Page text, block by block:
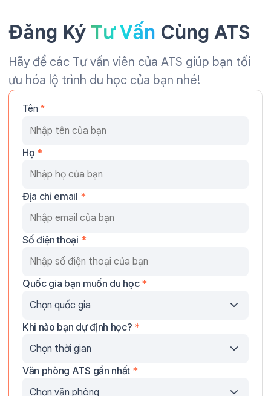
Đăng Ký Tư Vấn Cùng ATS
Hãy để các Tư vấn viên của ATS giúp bạn tối
ưu hóa lộ trình du học của bạn nhé!
Tên *
Họ *
Địa chỉ email *
Số điện thoại *
Quốc gia bạn muốn du học *
Khi nào bạn dự định học? *
Văn phòng ATS gần nhất *